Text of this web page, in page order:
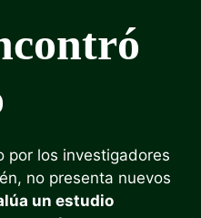
por los investigadores
no presenta nuevos
un estudio